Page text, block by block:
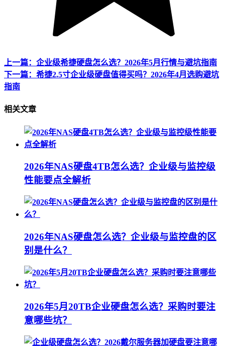
上一篇：企业级希捷硬盘怎么选？2026年5月行情与避坑指南
下一篇：希捷2.5寸企业级硬盘值得买吗？2026年4月选购避坑
指南
相关文章
2026年NAS硬盘4TB怎么选？企业级与监控级
性能要点全解析
2026年NAS硬盘怎么选？企业级与监控盘的区
别是什么？
2026年5月20TB企业硬盘怎么选？采购时要注
意哪些坑？